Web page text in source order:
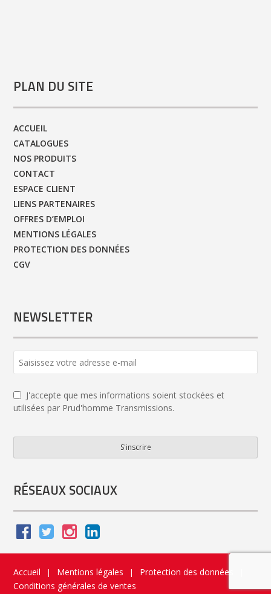
PLAN DU SITE
ACCUEIL
CATALOGUES
NOS PRODUITS
CONTACT
ESPACE CLIENT
LIENS PARTENAIRES
OFFRES D’EMPLOI
MENTIONS LÉGALES
PROTECTION DES DONNÉES
CGV
NEWSLETTER
J'accepte que mes informations soient stockées et
utilisées par Prud'homme Transmissions.
S'inscrire
Website *
RÉSEAUX SOCIAUX
Accueil | Mentions légales | Protection des données
Conditions générales de ventes